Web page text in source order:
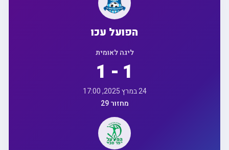
הפועל עכו
ליגה לאומית
1 - 1
24 במרץ 2025, 17:00
מחזור 29